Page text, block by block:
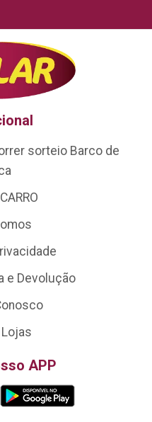
sorteio Barco de
e Devolução
APP